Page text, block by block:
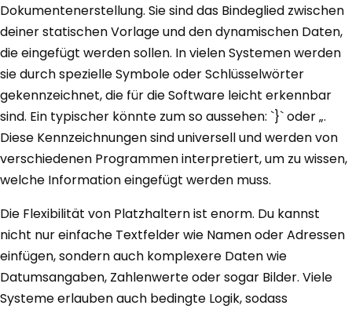
Dokumentenerstellung. Sie sind das Bindeglied zwischen
deiner statischen Vorlage und den dynamischen Daten,
die eingefügt werden sollen. In vielen Systemen werden
sie durch spezielle Symbole oder Schlüsselwörter
gekennzeichnet, die für die Software leicht erkennbar
sind. Ein typischer könnte zum so aussehen: `}` oder „.
Diese Kennzeichnungen sind universell und werden von
verschiedenen Programmen interpretiert, um zu wissen,
welche Information eingefügt werden muss.
Die Flexibilität von Platzhaltern ist enorm. Du kannst
nicht nur einfache Textfelder wie Namen oder Adressen
einfügen, sondern auch komplexere Daten wie
Datumsangaben, Zahlenwerte oder sogar Bilder. Viele
Systeme erlauben auch bedingte Logik, sodass